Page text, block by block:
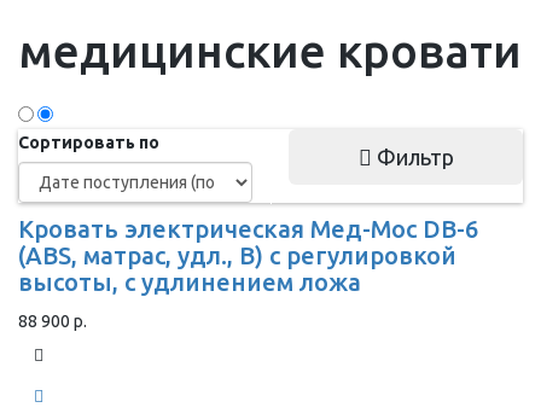
медицинские кровати
Сортировать по
Фильтр
Кровать электрическая Мед-Мос DB-6
(ABS, матрас, удл., В) с регулировкой
высоты, с удлинением ложа
88 900 р.